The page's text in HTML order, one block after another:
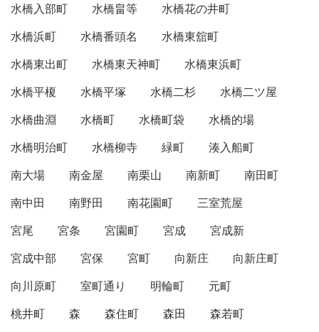
水橋入部町
水橋畠等
水橋花の井町
水橋浜町
水橋番頭名
水橋東舘町
水橋東出町
水橋東天神町
水橋東浜町
水橋平榎
水橋平塚 水橋二杉
水橋二ツ屋
水橋曲淵
水橋町 水橋町袋
水橋的場
水橋明治町
水橋柳寺 緑町
湊入船町
南大場
南金屋 南栗山 南新町
南田町
南中田
南野田 南花園町
三室荒屋
宮尾
宮条 宮園町 宮成
宮成新
宮成中部
宮保 宮町 向新庄
向新庄町
向川原町
室町通り 明輪町
元町
桃井町
森 森住町 森田 森若町